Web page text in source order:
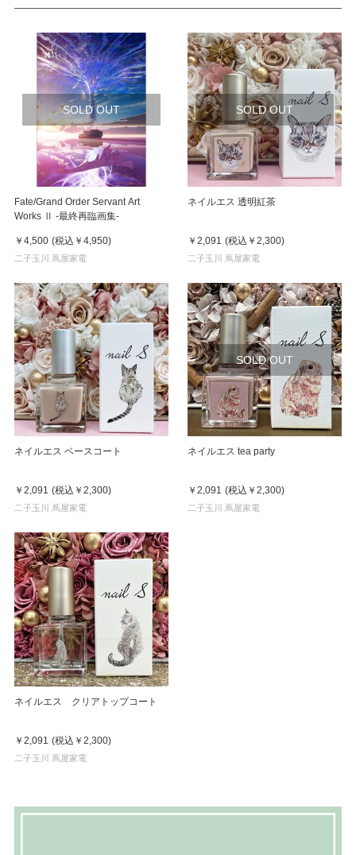
SOLD OUT
Fate/Grand Order Servant Art
Works Ⅱ -最終再臨画集-
￥4,500 (税込 ￥4,950)
二子玉川 蔦屋家電
SOLD OUT
ネイルエス 透明紅茶
￥2,091 (税込 ￥2,300)
二子玉川 蔦屋家電
ネイルエス ベースコート
￥2,091 (税込 ￥2,300)
二子玉川 蔦屋家電
SOLD OUT
ネイルエス tea party
￥2,091 (税込 ￥2,300)
二子玉川 蔦屋家電
ネイルエス クリアトップコート
￥2,091 (税込 ￥2,300)
二子玉川 蔦屋家電